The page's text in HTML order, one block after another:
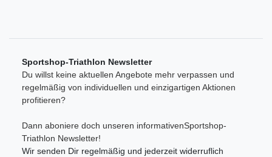
Sportshop-Triathlon Newsletter
Du willst keine aktuellen Angebote mehr verpassen und
regelmäßig von individuellen und einzigartigen Aktionen
profitieren?
Dann aboniere doch unseren informativenSportshop-
Triathlon Newsletter!
Wir senden Dir regelmäßig und jederzeit widerruflich